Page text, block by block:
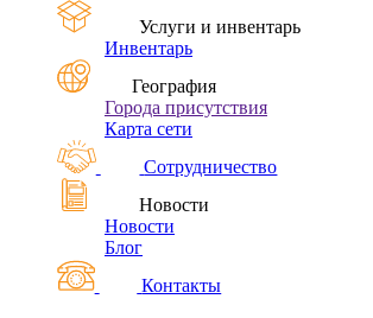
Услуги и инвентарь
Инвентарь
География
Города присутствия
Карта сети
Сотрудничество
Новости
Новости
Блог
Контакты